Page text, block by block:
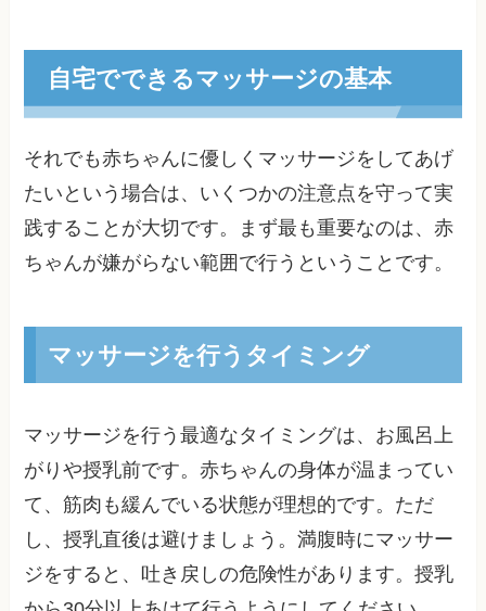
自宅でできるマッサージの基本
それでも赤ちゃんに優しくマッサージをしてあげ
たいという場合は、いくつかの注意点を守って実
践することが大切です。まず最も重要なのは、赤
ちゃんが嫌がらない範囲で行うということです。
マッサージを行うタイミング
マッサージを行う最適なタイミングは、お風呂上
がりや授乳前です。赤ちゃんの身体が温まってい
て、筋肉も緩んでいる状態が理想的です。ただ
し、授乳直後は避けましょう。満腹時にマッサー
ジをすると、吐き戻しの危険性があります。授乳